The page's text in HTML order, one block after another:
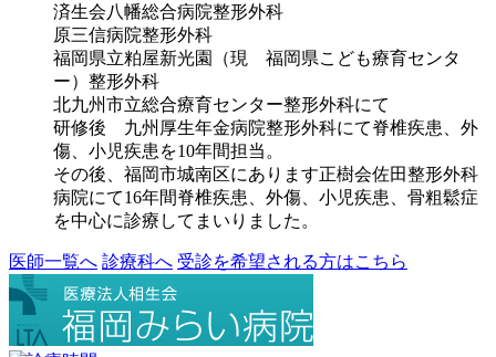
済生会八幡総合病院整形外科
原三信病院整形外科
福岡県立粕屋新光園（現 福岡県こども療育センタ
ー）整形外科
北九州市立総合療育センター整形外科にて
研修後 九州厚生年金病院整形外科にて脊椎疾患、外
傷、小児疾患を10年間担当。
その後、福岡市城南区にあります正樹会佐田整形外科
病院にて16年間脊椎疾患、外傷、小児疾患、骨粗鬆症
を中心に診療してまいりました。
医師一覧へ 診療科へ 受診を希望される方はこちら